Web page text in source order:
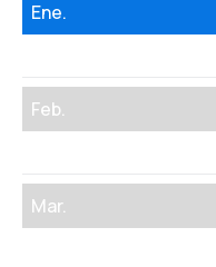
Ene.
Feb.
Mar.